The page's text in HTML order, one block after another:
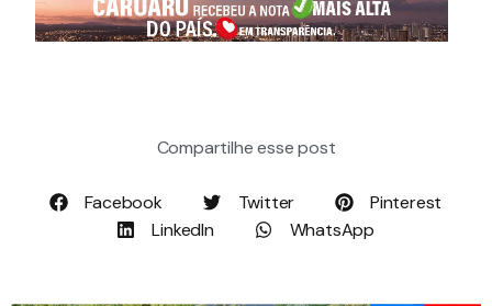
Compartilhe esse post
Facebook Twitter
Pinterest
LinkedIn
WhatsApp